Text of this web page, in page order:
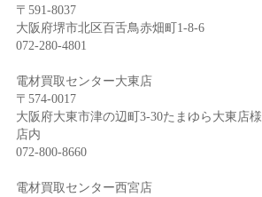
〒591-8037
大阪府堺市北区百舌鳥赤畑町1-8-6
072-280-4801
電材買取センター大東店
〒574-0017
大阪府大東市津の辺町3-30たまゆら大東店様
店内
072-800-8660
電材買取センター西宮店